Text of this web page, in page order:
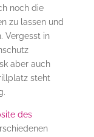
noch die
zu lassen und
Vergesst in
aber auch
steht
des